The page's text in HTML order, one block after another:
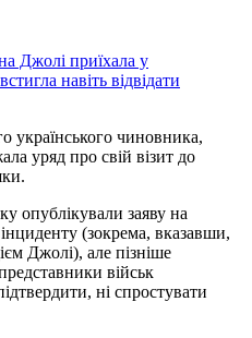
Джолі приїхала у
навіть відвідати
українського чиновника,
уряд про свій візит до
опублікували заяву на
(зокрема, вказавши,
Джолі), але пізніше
військ
ні спростувати